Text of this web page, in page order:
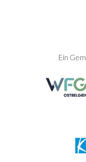
SEITENFUSS
Ein